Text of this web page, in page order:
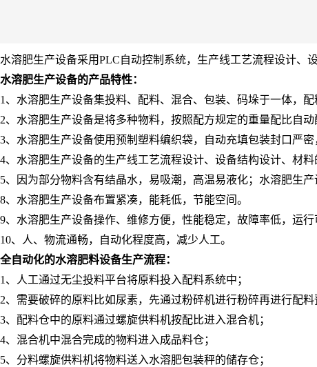
水溶肥生产设备采用PLC自动控制系统，生产线工艺流程设计、
水溶肥生产设备的产品特性：
1、水溶肥生产设备集投料、配料、混合、包装、码垛于一体，配
2、水溶肥生产设备是将多种物料，按照配方规定的重量配比自
3、水溶肥生产设备使用预制塑料编织袋，自动充填包装封口严密
4、水溶肥生产设备的生产线工艺流程设计、设备结构设计、材
5、因为部分物料含有结晶水，易吸潮，高温易液化；水溶肥生
8、水溶肥生产设备布置紧凑，能耗低，节能空间。
9、水溶肥生产设备操作、维修方便，性能稳定，故障率低，运行
10、人、物流通畅，自动化程度高，减少人工。
全自动化的水溶肥料设备生产流程：
1、人工通过无尘投料平台将原料投入配料系统中；
2、需要破碎的原料比如尿素，先通过粉碎机进行粉碎再进行配料
3、配料仓中的原料通过螺旋供料机按配比进入混合机；
4、混合机中混合完成的物料进入成品料仓；
5、分料螺旋供料机将物料送入水溶肥包装秤的储存仓；